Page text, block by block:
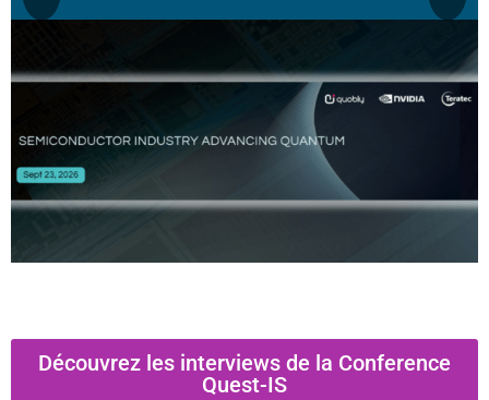
Découvrez les interviews de la Conference
Quest-IS